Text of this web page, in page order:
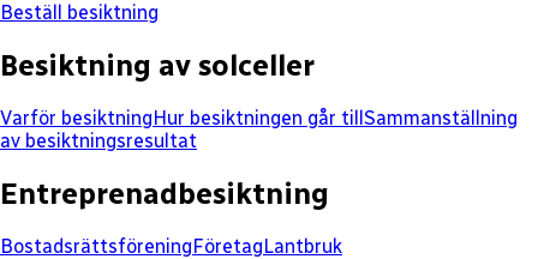
Beställ besiktning
Besiktning av solceller
Varför besiktningHur besiktningen går tillSammanställning
av besiktningsresultat
Entreprenadbesiktning
BostadsrättsföreningFöretagLantbruk